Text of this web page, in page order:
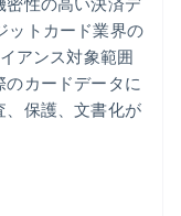
ットカード業界の
アンス対象範囲
のカードデータに
、保護、文書化が